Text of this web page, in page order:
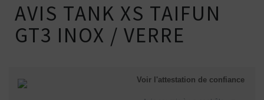
AVIS TANK XS TAIFUN
GT3 INOX / VERRE
Voir l'attestation de confiance